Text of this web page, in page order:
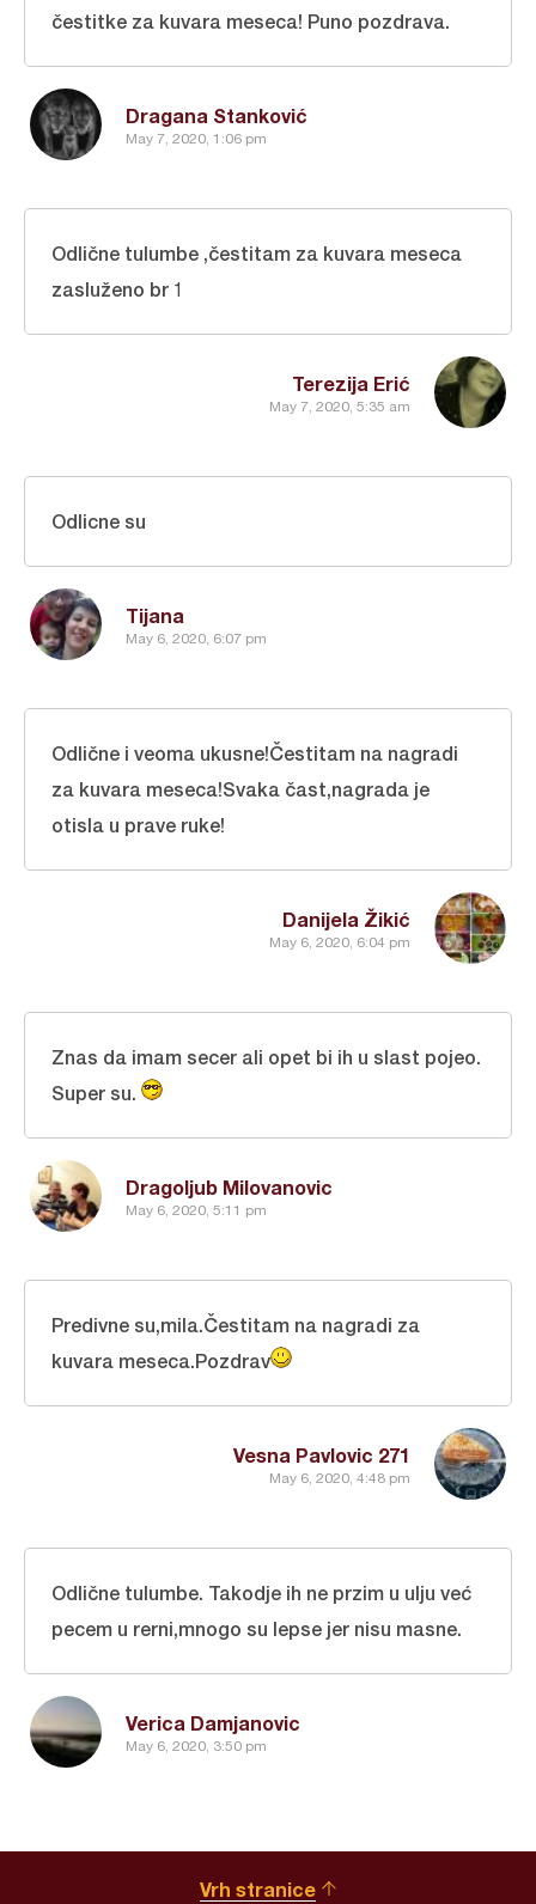
Dragana Stanković
May 7, 2020, 1:06 pm
čestitke za kuvara meseca! Puno pozdrava.
Terezija Erić
May 7, 2020, 5:35 am
Odlične tulumbe ,čestitam za kuvara meseca
zasluženo br 1
Tijana
May 6, 2020, 6:07 pm
Odlicne su
Danijela Žikić
May 6, 2020, 6:04 pm
Odlične i veoma ukusne!Čestitam na nagradi
za kuvara meseca!Svaka čast,nagrada je
otisla u prave ruke!
Dragoljub Milovanovic
May 6, 2020, 5:11 pm
Znas da imam secer ali opet bi ih u slast pojeo.
Super su.
Vesna Pavlovic 271
May 6, 2020, 4:48 pm
Predivne su,mila.Čestitam na nagradi za
kuvara meseca.Pozdrav
Verica Damjanovic
May 6, 2020, 3:50 pm
Odlične tulumbe. Takodje ih ne przim u ulju već
pecem u rerni,mnogo su lepse jer nisu masne.
Vrh stranice